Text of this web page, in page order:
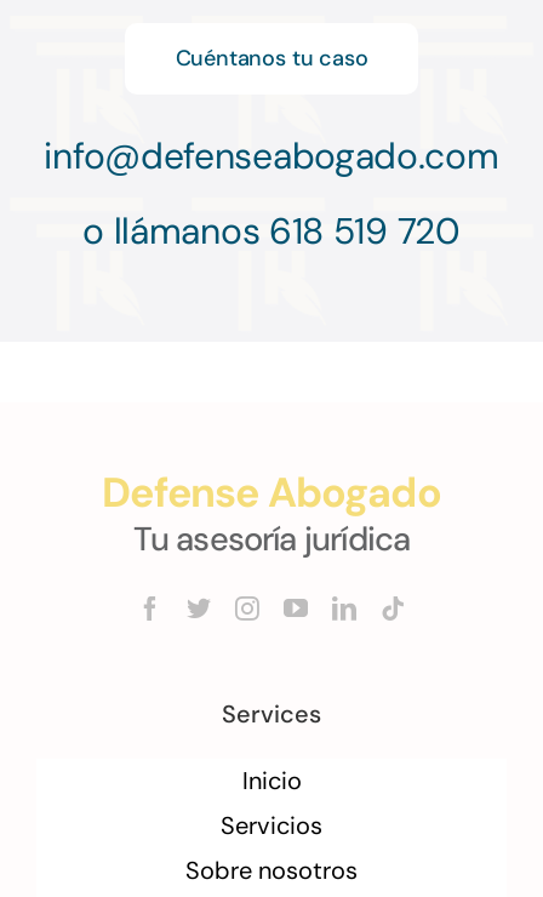
Cuéntanos tu caso
info@defenseabogado.com
o llámanos 618 519 720
Defense Abogado
Tu asesoría jurídica
Services
Inicio
Servicios
Sobre nosotros